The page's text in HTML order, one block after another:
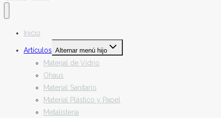
Inicio
Artículos Alternar menú hijo
Material de Vidrio
Ohaus
Material Sanitario
Material Plástico y Papel
Metalistería